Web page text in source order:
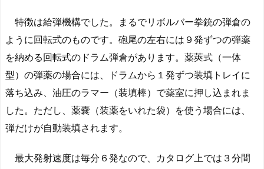
特徴は給弾機構でした。まるでリボルバー拳銃の弾倉の
ように回転式のものです。砲尾の左右には９発ずつの弾薬
を納める回転式のドラム弾倉があります。薬莢式（一体
型）の弾薬の場合には、ドラムから１発ずつ装填トレイに
落ち込み、油圧のラマー（装填棒）で薬室に押し込まれま
した。ただし、薬嚢（装薬をいれた袋）を使う場合には、
弾だけが自動装填されます。
最大発射速度は毎分６発なので、カタログ上では３分間